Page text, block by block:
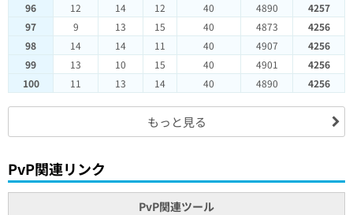
96
12 14 12 40 4890
4257
97
9 13 15 40 4873
4256
98
14 14 11 40 4907
4256
99
13 10 15 40 4901
4256
100
11 13 14 40 4890 4256
もっと見る
PvP関連リンク
PvP関連ツール